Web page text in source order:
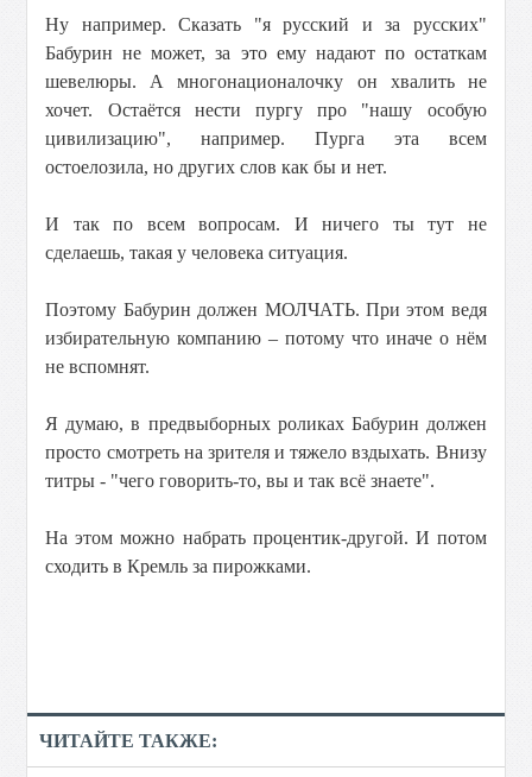
Ну например. Сказать "я русский и за русских"
Бабурин не может, за это ему надают по остаткам
шевелюры. А многонационалочку он хвалить не
хочет. Остаётся нести пургу про "нашу особую
цивилизацию", например. Пурга эта всем
остоелозила, но других слов как бы и нет.
И так по всем вопросам. И ничего ты тут не
сделаешь, такая у человека ситуация.
Поэтому Бабурин должен МОЛЧАТЬ. При этом ведя
избирательную компанию – потому что иначе о нём
не вспомнят.
Я думаю, в предвыборных роликах Бабурин должен
просто смотреть на зрителя и тяжело вздыхать. Внизу
титры - "чего говорить-то, вы и так всё знаете".
На этом можно набрать процентик-другой. И потом
сходить в Кремль за пирожками.
ЧИТАЙТЕ ТАКЖЕ: